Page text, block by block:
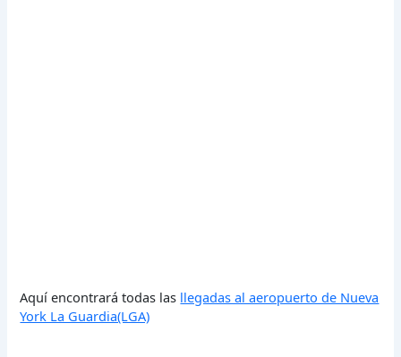
Aquí encontrará todas las llegadas al aeropuerto de Nueva
York La Guardia(LGA)